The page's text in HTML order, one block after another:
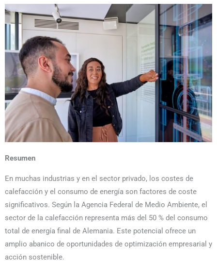
Resumen
En muchas industrias y en el sector privado, los costes de
calefacción y el consumo de energía son factores de coste
significativos. Según la Agencia Federal de Medio Ambiente, el
sector de la calefacción representa más del 50 % del consumo
total de energía final de Alemania. Este potencial ofrece un
amplio abanico de oportunidades de optimización empresarial y
acción sostenible.